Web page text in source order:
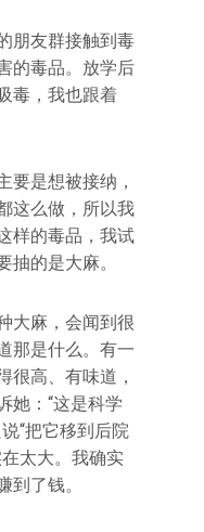
朋友群接触到毒
的毒品。放学后
毒，我也跟着
要是想被接纳，
这么做，所以我
样的毒品，我试
抽的是大麻。
大麻，会闻到很
那是什么。有一
很高、有味道，
她：“这是科学
“把它移到后院
太大。我确实
到了钱。